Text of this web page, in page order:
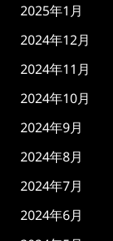
2025年1月
2024年12月
2024年11月
2024年10月
2024年9月
2024年8月
2024年7月
2024年6月